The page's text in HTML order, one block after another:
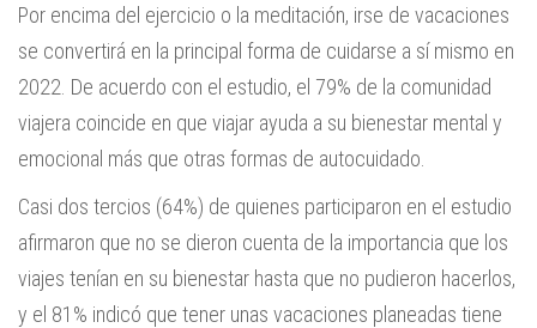
Por encima del ejercicio o la meditación, irse de vacaciones
se convertirá en la principal forma de cuidarse a sí mismo en
2022. De acuerdo con el estudio, el 79% de la comunidad
viajera coincide en que viajar ayuda a su bienestar mental y
emocional más que otras formas de autocuidado.
Casi dos tercios (64%) de quienes participaron en el estudio
afirmaron que no se dieron cuenta de la importancia que los
viajes tenían en su bienestar hasta que no pudieron hacerlos,
y el 81% indicó que tener unas vacaciones planeadas tiene